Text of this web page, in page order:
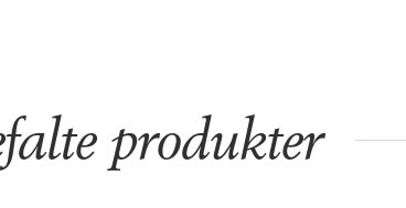
produkter